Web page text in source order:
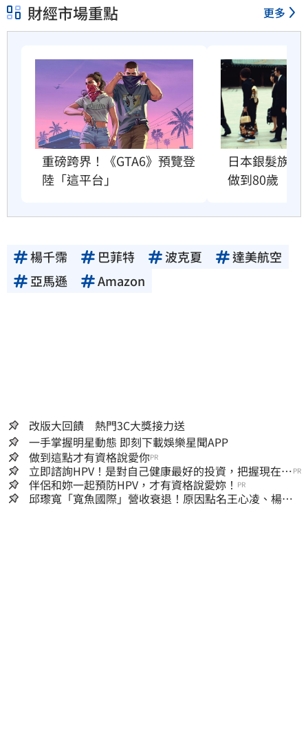
財經市場重點 更多
重磅跨界！《GTA6》預覽登
陸「這平台」
日本銀髮族瘋
做到80歲
楊千霈 巴菲特 波克夏
達美航空
亞馬遜
Amazon
改版大回饋 熱門3C大獎接力送
一手掌握明星動態 即刻下載娛樂星聞APP
做到這點才有資格說愛你PR
立即諮詢HPV！是對自己健康最好的投資，把握現在不
嫌晚！
PR
伴侶和妳一起預防HPV，才有資格說愛妳！ PR
邱瓈寬「寬魚國際」營收衰退！原因點名王心凌、楊丞